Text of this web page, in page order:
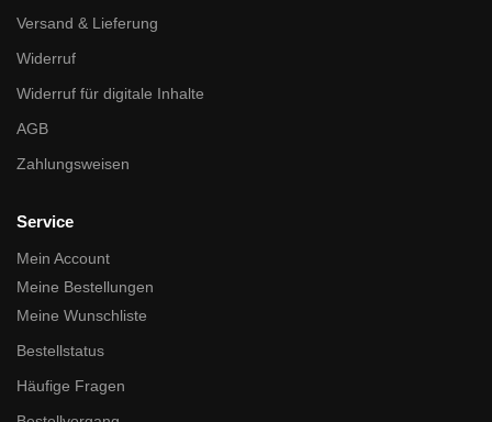
Versand & Lieferung
Widerruf
Widerruf für digitale Inhalte
AGB
Zahlungsweisen
Service
Mein Account
Meine Bestellungen
Meine Wunschliste
Bestellstatus
Häufige Fragen